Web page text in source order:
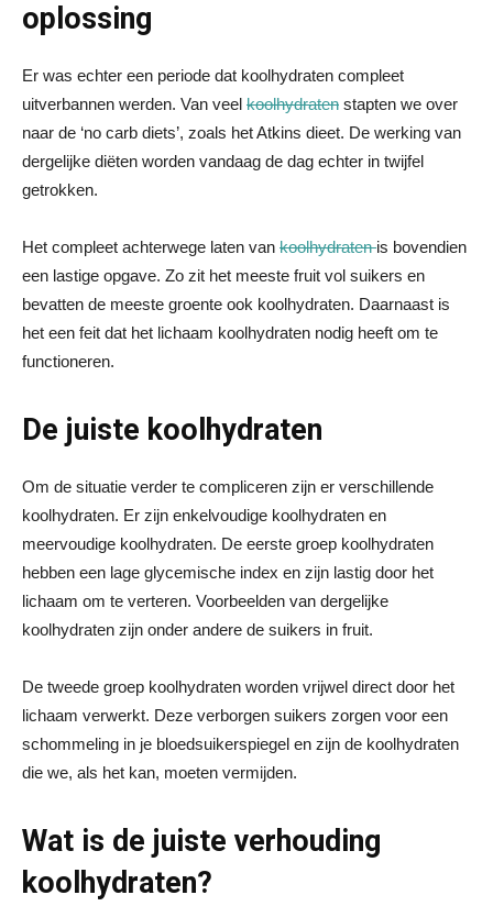
oplossing
Er was echter een periode dat koolhydraten compleet
uitverbannen werden. Van veel koolhydraten stapten we over
naar de ‘no carb diets’, zoals het Atkins dieet. De werking van
dergelijke diëten worden vandaag de dag echter in twijfel
getrokken.
Het compleet achterwege laten van koolhydratenis bovendien
een lastige opgave. Zo zit het meeste fruit vol suikers en
bevatten de meeste groente ook koolhydraten. Daarnaast is
het een feit dat het lichaam koolhydraten nodig heeft om te
functioneren.
De juiste koolhydraten
Om de situatie verder te compliceren zijn er verschillende
koolhydraten. Er zijn enkelvoudige koolhydraten en
meervoudige koolhydraten. De eerste groep koolhydraten
hebben een lage glycemische index en zijn lastig door het
lichaam om te verteren. Voorbeelden van dergelijke
koolhydraten zijn onder andere de suikers in fruit.
De tweede groep koolhydraten worden vrijwel direct door het
lichaam verwerkt. Deze verborgen suikers zorgen voor een
schommeling in je bloedsuikerspiegel en zijn de koolhydraten
die we, als het kan, moeten vermijden.
Wat is de juiste verhouding
koolhydraten?